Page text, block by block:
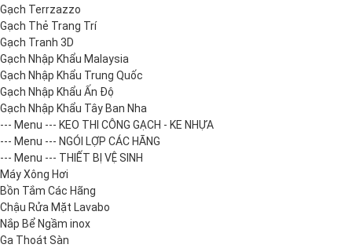
Gạch Terrzazzo
Gạch Thẻ Trang Trí
Gạch Tranh 3D
Gạch Nhập Khẩu Malaysia
Gạch Nhập Khẩu Trung Quốc
Gạch Nhập Khẩu Ấn Độ
Gạch Nhập Khẩu Tây Ban Nha
--- Menu --- KEO THI CÔNG GẠCH - KE NHỰA
--- Menu --- NGÓI LỢP CÁC HÃNG
--- Menu --- THIẾT BỊ VỆ SINH
Máy Xông Hơi
Bồn Tắm Các Hãng
Chậu Rửa Mặt Lavabo
Nắp Bể Ngầm inox
Ga Thoát Sàn